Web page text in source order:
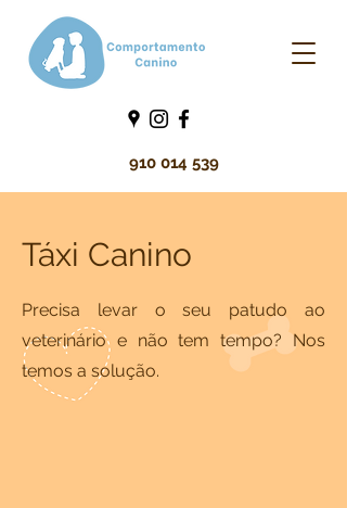
910 014 539
Táxi Canino
Precisa levar o seu patudo ao
veterinário e não tem tempo? Nos
temos a solução.